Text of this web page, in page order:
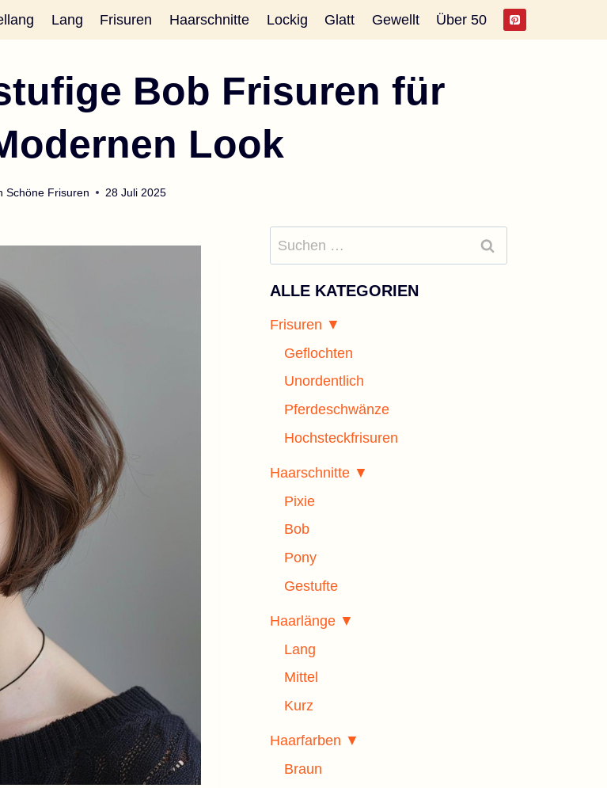
Lang Frisuren Haarschnitte Lockig Glatt Gewellt Über 50
Bob Frisuren für
Look
Schöne Frisuren 28 Juli 2025
Suchen
nach:
ALLE KATEGORIEN
Frisuren ▼
Geflochten
Unordentlich
Pferdeschwänze
Hochsteckfrisuren
Haarschnitte ▼
Pixie
Bob
Pony
Gestufte
Haarlänge ▼
Lang
Mittel
Kurz
Haarfarben ▼
Braun